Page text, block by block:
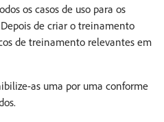
os casos de uso para os
de criar o treinamento
de treinamento relevantes em
as uma por uma conforme